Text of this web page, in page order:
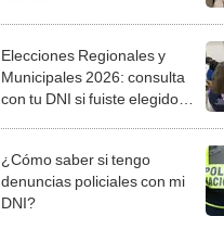
Elecciones Regionales y
Municipales 2026: consulta
con tu DNI si fuiste elegido
la ONPE
¿Cómo saber si tengo
denuncias policiales con mi
DNI?